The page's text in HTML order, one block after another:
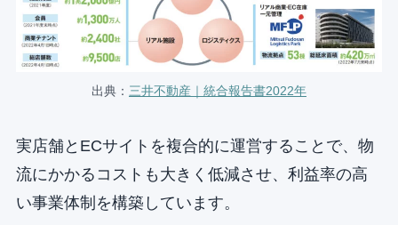
出典： 三井不動産｜統合報告書2022年
実店舗とECサイトを複合的に運営することで、物
流にかかるコストも大きく低減させ、利益率の高
い事業体制を構築しています。